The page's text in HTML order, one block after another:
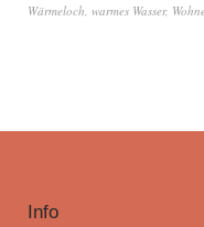
Wärmeloch warmes Wasser,
Info